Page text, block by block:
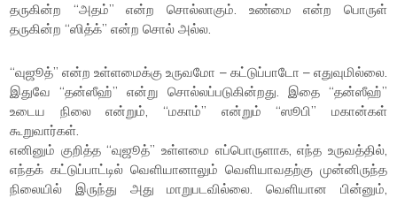
தருகின்ற “அதம்” என்ற சொல்லாகும். உண்மை என்ற பொருள்
தருகின்ற “ஸித்க்” என்ற சொல் அல்ல.
“வுஜூத்” என்ற உள்ளமைக்கு உருவமோ – கட்டுப்பாடோ – எதுவுமில்லை.
இதுவே “தன்ஸீஹ்” என்று சொல்லப்படுகின்றது. இதை “தன்ஸீஹ்”
உடைய நிலை என்றும், “மகாம்” என்றும் “ஸூபி” மகான்கள்
கூறுவார்கள்.
எனினும் குறித்த “வுஜூத்” உள்ளமை எப்பொருளாக, எந்த உருவத்தில்,
எந்தக் கட்டுப்பாட்டில் வெளியானாலும் வெளியாவதற்கு முன்னிருந்த
நிலையில் இருந்து அது மாறுபடவில்லை. வெளியான பின்னும்,